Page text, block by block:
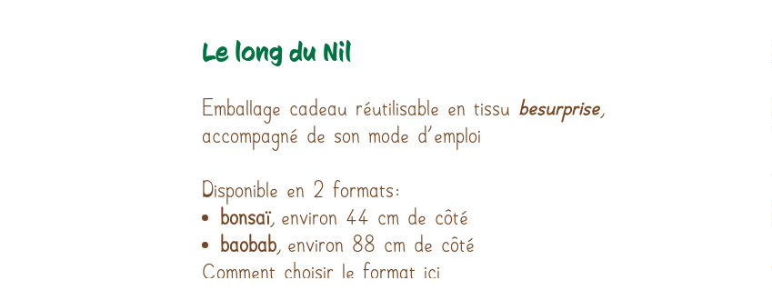
Le long du Nil
Emballage cadeau réutilisable en tissu besurprise
accompagné de son mode d’emploi
Disponible en 2 formats:
bonsaï , environ 44 cm de côté
baobab , environ 88 cm de côté
Comment choisir le format ici